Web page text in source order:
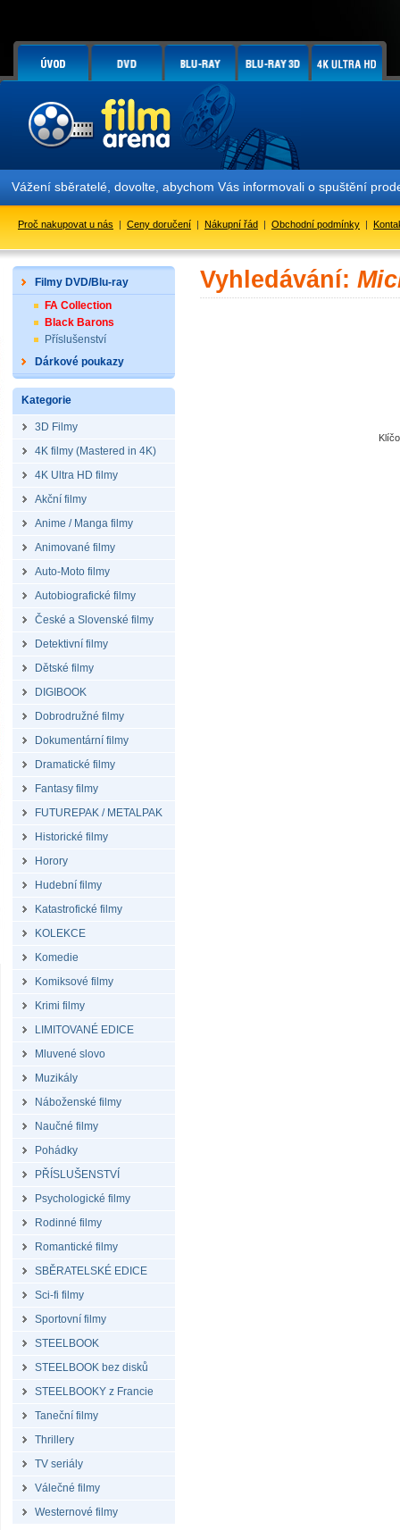
Vážení sběratelé, dovolte, abychom Vás informovali o spuštění
Proč nakupovat u nás | Ceny doručení | Nákupní řád | Obchodní podmínky |
Filmy DVD/Blu-ray
FA Collection
Black Barons
Příslušenství
Dárkové poukazy
Kategorie
3D Filmy
4K filmy (Mastered in 4K)
4K Ultra HD filmy
Akční filmy
Anime / Manga filmy
Animované filmy
Auto-Moto filmy
Autobiografické filmy
České a Slovenské filmy
Detektivní filmy
Dětské filmy
DIGIBOOK
Dobrodružné filmy
Dokumentární filmy
Dramatické filmy
Fantasy filmy
FUTUREPAK / METALPAK
Historické filmy
Horory
Hudební filmy
Katastrofické filmy
KOLEKCE
Komedie
Komiksové filmy
Krimi filmy
LIMITOVANÉ EDICE
Mluvené slovo
Muzikály
Náboženské filmy
Naučné filmy
Pohádky
PŘÍSLUŠENSTVÍ
Psychologické filmy
Rodinné filmy
Romantické filmy
SBĚRATELSKÉ EDICE
Sci-fi filmy
Sportovní filmy
STEELBOOK
STEELBOOK bez disků
STEELBOOKY z Francie
Taneční filmy
Thrillery
TV seriály
Válečné filmy
Westernové filmy
Vyhledávání: